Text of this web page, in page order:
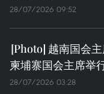
28/07/2026 09:52
越南国会
柬埔寨国会主席举
28/07/2026 03:28